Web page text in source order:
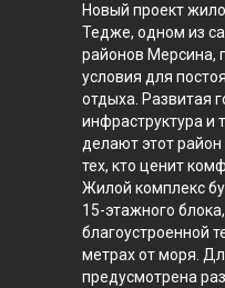
Новый проект
Тедже, одном из
районов Мерсина,
условия для
отдыха. Развитая
инфраструктура и
делают этот
тех, кто ценит
Жилой комплекс
15-этажного
благоустроенной
метрах от моря.
предусмотрена